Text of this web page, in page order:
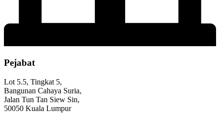
Pejabat
Lot 5.5, Tingkat 5,
Bangunan Cahaya Suria,
Jalan Tun Tan Siew Sin,
50050 Kuala Lumpur